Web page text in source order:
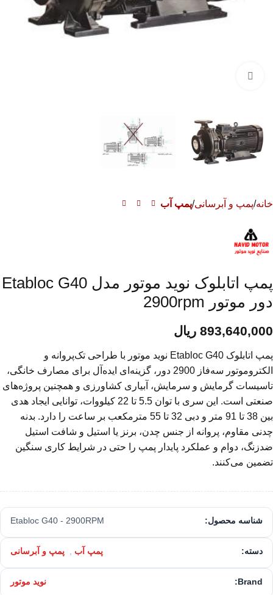
خانه پمپ و آبرسانی پمپ آب
پمپ اتابلوک نوید موتور مدل Etabloc G40
دور موتور 2900rpm
893,640,000 ریال
پمپ اتابلوک Etabloc G40 نوید موتور با طراحی تک‌پروانه و
الکتروموتور سه‌فاز 2900 دور، گزینه‌ای ایده‌آل برای مصارف خانگی،
تاسیسات گرمایش و سرمایش، آبیاری کشاورزی و همچنین پروژه‌های
صنعتی است. این سری با توان 5.5 تا 22 کیلووات، توانایی ایجاد هدی
بین 38 تا 91 متر و دبی 32 تا 55 مترمکعب بر ساعت را دارد. بدنه
چدنی مقاوم، پروانه از جنس چدن، برنز یا استیل و شافت استیل
ضدزنگ، دوام و عملکرد پایدار پمپ را حتی در شرایط کاری سنگین
تضمین می‌کنند.
شناسه محصول: Etabloc G40 - 2900RPM
دسته: پمپ آب , پمپ و آبرسانی
Brand: نوید موتور